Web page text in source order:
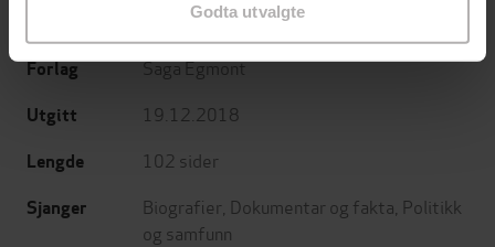
Godta utvalgte
Diverse forfattere(forfatter)
Forlag Saga Egmont
Utgitt 19.12.2018
Lengde 102 sider
Sjanger Biografier Dokumentar og fakta Politikk
og samfunn